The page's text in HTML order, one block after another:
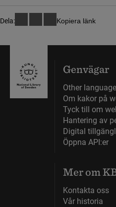
Dela: Kopiera länk
Genvägar
Other
Om kakor på
Tyck till om
Hantering av
Digital
Öppna API:er
Mer om
Kontakta oss
Vår historia